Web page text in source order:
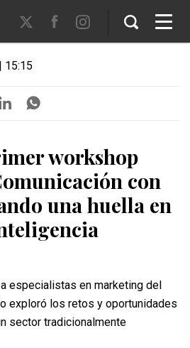
15:15
workshop
con
una huella en
especialistas en marketing del
exploró los retos y oportunidades
sector tradicionalmente